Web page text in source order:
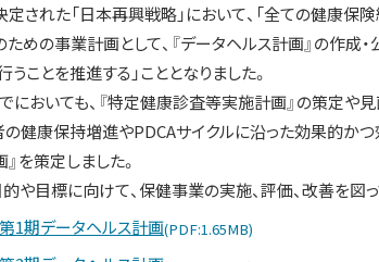
された「日本再興戦略」において、「全ての健康保
めの事業計画として、『データヘルス計画』の作成
ことを推進する」こととなりました。
においても、『特定健康診査等実施計画』の策定や
健康保持増進やPDCAサイクルに沿った効果的か
を策定しました。
や目標に向けて、保健事業の実施、評価、改善を図っ
1期データヘルス計画(PDF:1.65MB)